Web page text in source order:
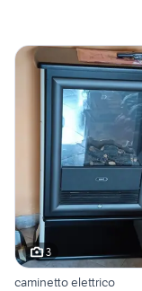
3
caminetto elettrico